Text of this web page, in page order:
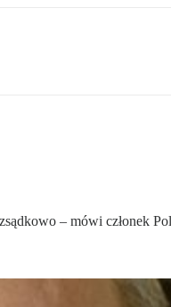
– mówi członek